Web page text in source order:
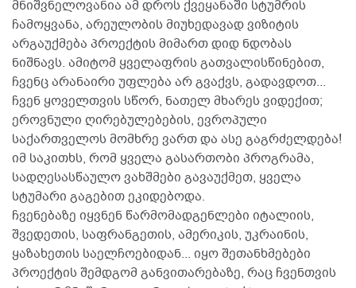
მნიშვნელოვანია ამ დროს ქვეყანაში სტუმრის
ჩამოყვანა, არეულობის მიუხედავად ვიზიტის
არგაუქმება პროექტის მიმართ დიდ ნდობას
ნიშნავს. ამიტომ ყველაფრის გათვალისწინებით,
ჩვენც არანაირი უფლება არ გვაქვს, გადავდოთ...
ჩვენ ყოველთვის სწორ, ნათელ მხარეს ვიდექით;
ეროვნული ღირებულებების, ევროპული
საქართველოს მომხრე ვართ და ასე გაგრძელდება!
იმ საკითხს, რომ ყველა გასართობი პროგრამა,
სადღესასწაულო ვახშმები გავაუქმეთ, ყველა
სტუმარი გაგებით ეკიდებოდა.
ჩვენებაზე იყვნენ წარმომადგენლები იტალიის,
შვედეთის, საფრანგეთის, ამერიკის, უკრაინის,
ყაზახეთის საელჩოებიდან... იყო შეთანხმებები
პროექტის შემდგომ განვითარებაზე, რაც ჩვენთვის